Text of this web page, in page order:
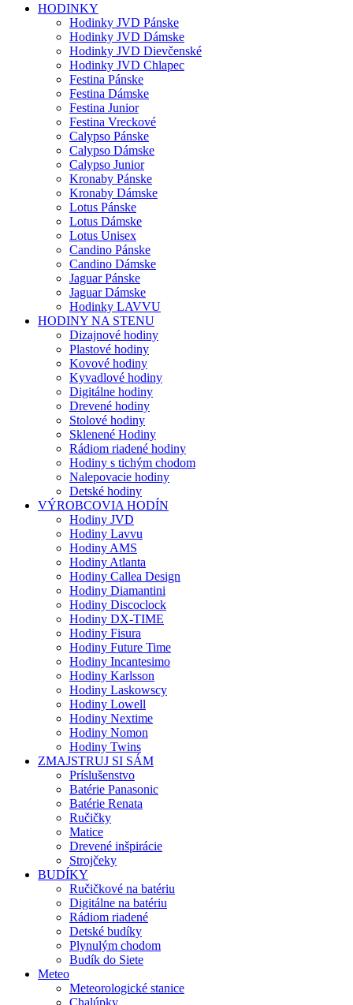
HODINKY
Hodinky JVD Pánske
Hodinky JVD Dámske
Hodinky JVD Dievčenské
Hodinky JVD Chlapec
Festina Pánske
Festina Dámske
Festina Junior
Festina Vreckové
Calypso Pánske
Calypso Dámske
Calypso Junior
Kronaby Pánske
Kronaby Dámske
Lotus Pánske
Lotus Dámske
Lotus Unisex
Candino Pánske
Candino Dámske
Jaguar Pánske
Jaguar Dámske
Hodinky LAVVU
HODINY NA STENU
Dizajnové hodiny
Plastové hodiny
Kovové hodiny
Kyvadlové hodiny
Digitálne hodiny
Drevené hodiny
Stolové hodiny
Sklenené Hodiny
Rádiom riadené hodiny
Hodiny s tichým chodom
Nalepovacie hodiny
Detské hodiny
VÝROBCOVIA HODÍN
Hodiny JVD
Hodiny Lavvu
Hodiny AMS
Hodiny Atlanta
Hodiny Callea Design
Hodiny Diamantini
Hodiny Discoclock
Hodiny DX-TIME
Hodiny Fisura
Hodiny Future Time
Hodiny Incantesimo
Hodiny Karlsson
Hodiny Laskowscy
Hodiny Lowell
Hodiny Nextime
Hodiny Nomon
Hodiny Twins
ZMAJSTRUJ SI SÁM
Príslušenstvo
Batérie Panasonic
Batérie Renata
Ručičky
Matice
Drevené inšpirácie
Strojčeky
BUDÍKY
Ručičkové na batériu
Digitálne na batériu
Rádiom riadené
Detské budíky
Plynulým chodom
Budík do Siete
Meteo
Meteorologické stanice
Chalúpky